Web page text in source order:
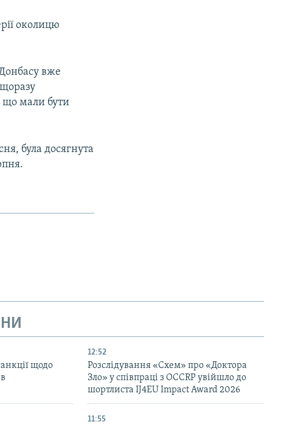
околицю
вже
що мали бути
була досягнута
щодо
12:52
Розслідування «Схем» про «Доктора
Зло» у співпраці з OCCRP увійшло до
шортлиста IJ4EU Impact Award 2026
11:55